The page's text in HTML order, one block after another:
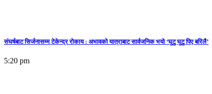
संघर्षबाट सिर्जनासम्म टेकेन्द्र रोकाय : अभावको यात्राबाट सार्वजनिक भयो ‘घुटु घुटु पिए बरिलै’
5:20 pm